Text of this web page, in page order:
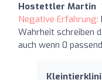
Hostettler Martin
Negative Erfahrung:
Wahrheit schreiben
auch wenn 0